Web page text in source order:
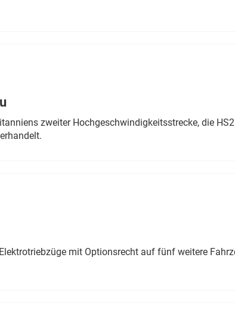
zweiter Hochgeschwindigkeitsstrecke, die
mit Optionsrecht auf fünf weitere